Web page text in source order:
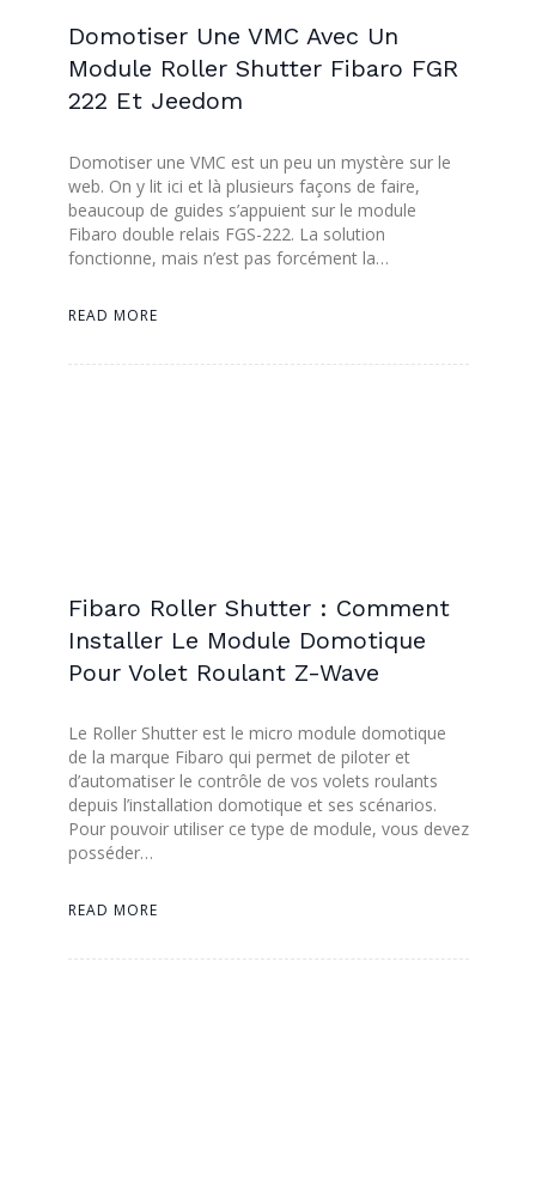
Domotiser Une VMC Avec Un
Module Roller Shutter Fibaro FGR
222 Et Jeedom
Domotiser une VMC est un peu un mystère sur le
web. On y lit ici et là plusieurs façons de faire,
beaucoup de guides s’appuient sur le module
Fibaro double relais FGS-222. La solution
fonctionne, mais n’est pas forcément la…
READ MORE
Fibaro Roller Shutter : Comment
Installer Le Module Domotique
Pour Volet Roulant Z-Wave
Le Roller Shutter est le micro module domotique
de la marque Fibaro qui permet de piloter et
d’automatiser le contrôle de vos volets roulants
depuis l’installation domotique et ses scénarios.
Pour pouvoir utiliser ce type de module, vous devez
posséder…
READ MORE